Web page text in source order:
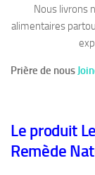
Nous livrons
alimentaires
Prière de nous
Le produit
Remède